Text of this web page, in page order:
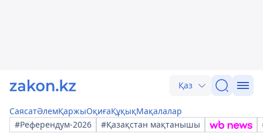
Қаз
СаясатӘлемҚаржыОқиғаҚұқықМақалалар
#Референдум-2026
#Қазақстан мақтанышы